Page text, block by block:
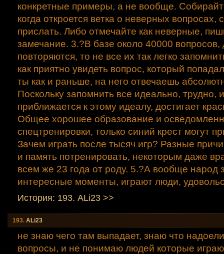
конкретные примеры, а не вообще.
когда откроется ветка о неверных вопросах,
прислать. Либо отмечайте как неверные,
замечание. 3.?В базе около 40000
повторяются, то не все их так легко
как приятно увидеть вопрос, который
ты как и раньше, на него отвечаешь
Поскольку запомнить все идеально, трудно, и
приближается к этому идеалу, достигает
Общее хорошее образование и
спецтренировки, только синий крест могут
Зачем играть после тысяч игр? Разные
и память потренировать, некоторым даже
всем же 23 года от роду. 5.?А вообще народ
интересные моменты, играют люди,
История: 193. ALi23 >>
193. ALi23
не знаю чего там выпадает, знаю что
вопросы, и не понимаю людей которые